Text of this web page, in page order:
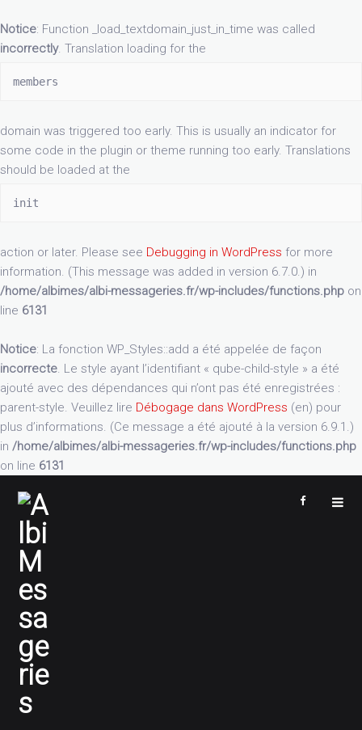
Notice: Function _load_textdomain_just_in_time was called
incorrectly. Translation loading for the
members
domain was triggered too early. This is usually an indicator for
some code in the plugin or theme running too early. Translations
should be loaded at the
init
action or later. Please see Debugging in WordPress for more
information. (This message was added in version 6.7.0.) in
/home/albimes/albi-messageries.fr/wp-includes/functions.php on
line 6131
Notice: La fonction WP_Styles::add a été appelée de façon
incorrecte. Le style ayant l’identifiant « qube-child-style » a été
ajouté avec des dépendances qui n’ont pas été enregistrées :
parent-style. Veuillez lire Débogage dans WordPress (en) pour
plus d’informations. (Ce message a été ajouté à la version 6.9.1.)
in /home/albimes/albi-messageries.fr/wp-includes/functions.php
on line 6131